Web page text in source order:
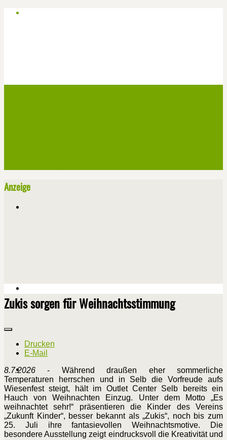
Anzeige
Zukis sorgen für Weihnachtsstimmung
Drucken
E-Mail
8.7.2026 - Während draußen eher sommerliche
Temperaturen herrschen und in Selb die Vorfreude aufs
Wiesenfest steigt, hält im Outlet Center Selb bereits ein
Hauch von Weihnachten Einzug. Unter dem Motto „Es
weihnachtet sehr!“ präsentieren die Kinder des Vereins
„Zukunft Kinder“, besser bekannt als „Zukis“, noch bis zum
25. Juli ihre fantasievollen Weihnachtsmotive. Die
besondere Ausstellung zeigt eindrucksvoll die Kreativität und